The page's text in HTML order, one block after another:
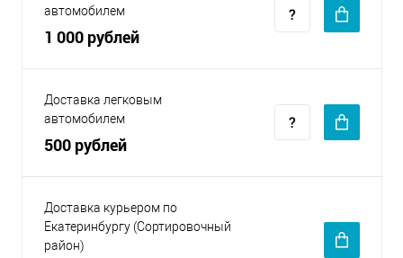
автомобилем
1 000 рублей
Доставка легковым
автомобилем
500 рублей
Доставка курьером по
Екатеринбургу (Сортировочный
район)